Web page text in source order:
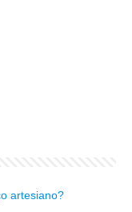
artesiano?